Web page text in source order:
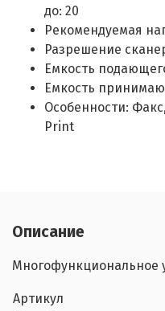
до: 20
Рекомендуемая
Разрешение
Емкость
Емкость
Особенности:
Print
Описание
Многофункциональное
Артикул